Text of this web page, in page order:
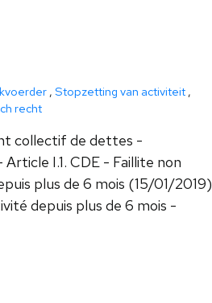
, Stopzetting van activiteit,
recht
collectif de dettes -
I.1. CDE - Faillite non
plus de 6 mois (15/01/2019)
depuis plus de 6 mois -